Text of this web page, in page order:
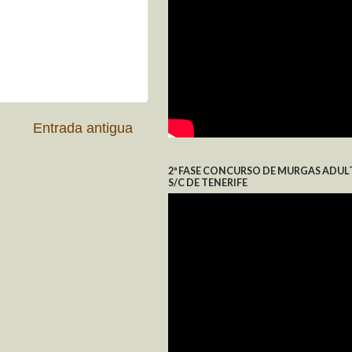
Entrada antigua
2ª FASE CONCURSO DE MURGAS
S/C DE TENERIFE